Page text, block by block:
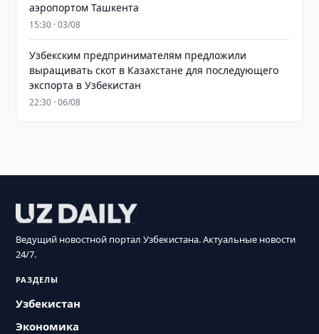
аэропортом Ташкента
15:30 · 03/08
Узбекским предпринимателям предложили
выращивать скот в Казахстане для последующего
экспорта в Узбекистан
22:30 · 06/08
Ведущий новостной портал Узбекистана. Актуальные новости
24/7.
РАЗДЕЛЫ
Узбекистан
Экономика